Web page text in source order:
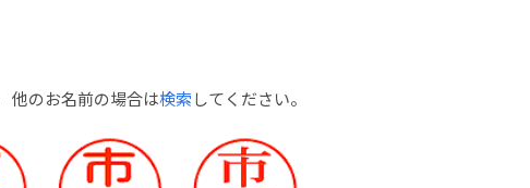
他のお名前の場合は検索してください。